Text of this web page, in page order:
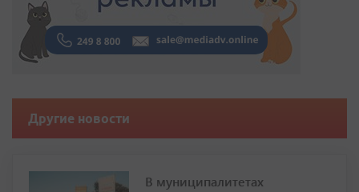
Другие новости
В муниципалитетах